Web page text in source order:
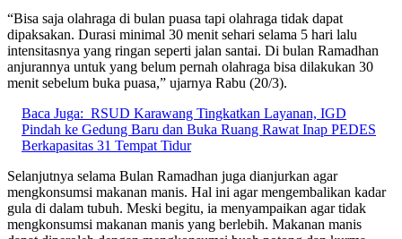
“Bisa saja olahraga di bulan puasa tapi olahraga tidak dapat
dipaksakan. Durasi minimal 30 menit sehari selama 5 hari lalu
intensitasnya yang ringan seperti jalan santai. Di bulan Ramadhan
anjurannya untuk yang belum pernah olahraga bisa dilakukan 30
menit sebelum buka puasa,” ujarnya Rabu (20/3).
Baca Juga: RSUD Karawang Tingkatkan Layanan, IGD
Pindah ke Gedung Baru dan Buka Ruang Rawat Inap PEDES
Berkapasitas 31 Tempat Tidur
Selanjutnya selama Bulan Ramadhan juga dianjurkan agar
mengkonsumsi makanan manis. Hal ini agar mengembalikan kadar
gula di dalam tubuh. Meski begitu, ia menyampaikan agar tidak
mengkonsumsi makanan manis yang berlebih. Makanan manis